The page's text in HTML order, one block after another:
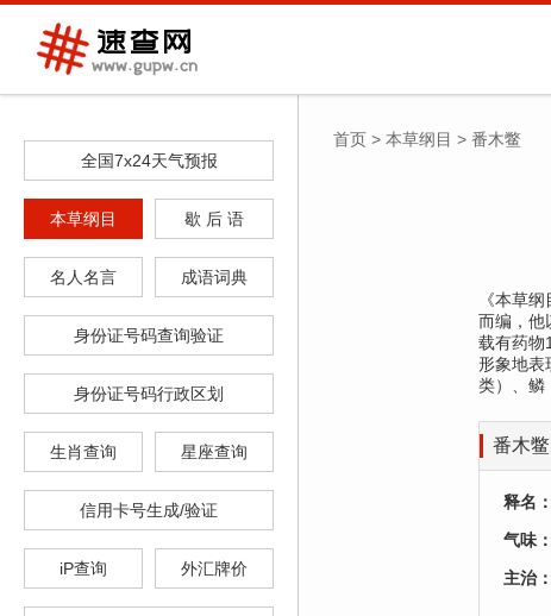
全国7x24天气预报
本草纲目 歇 后 语
名人名言 成语词典
身份证号码查询验证
身份证号码行政区划
生肖查询 星座查询
信用卡号生成/验证
iP查询 外汇牌价
首页 > 本草纲目 > 番木鳖
《本草
而编，他
载有药物
形象地表
类）、鳞
番木鳖
释名：
气味：
主治：